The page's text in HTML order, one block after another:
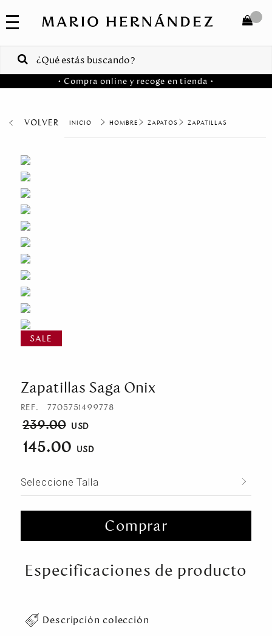
COLECCIONES
VENTAS
CORPORATIVAS COMPRAR
• Compra online y recoge en tienda •
VOLVER HOMBRE ZAPATOS ZAPATILLAS
Zapatillas Saga Onix
REF. 7705751499778
239.00
145.00
Seleccione Talla
Comprar
Especificaciones de producto
Descripción colección